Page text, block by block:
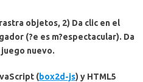
objetos, 2) Da clic en el
(?e es m?espectacular). Da
nuevo.
(box2d-js) y HTML5